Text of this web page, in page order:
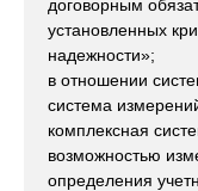
договорным
установленных
надежности»;
в отношении
система
комплексная
возможностью
определения